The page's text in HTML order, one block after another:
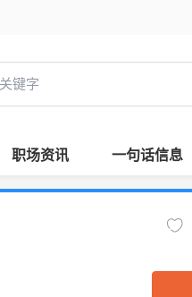
职场资讯 一句话信息